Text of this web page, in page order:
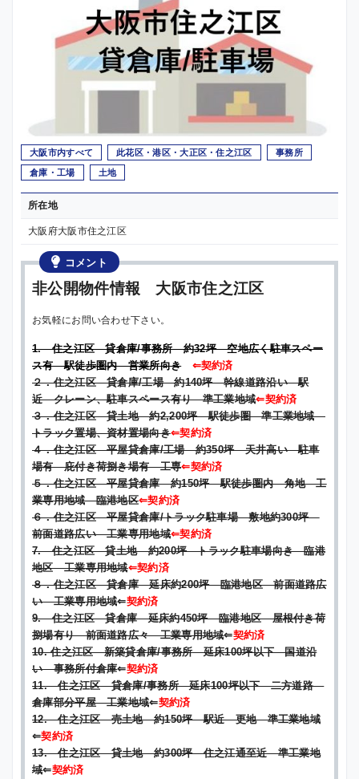
大阪市内すべて 此花区・港区・大正区・住之江区 事務所
倉庫・工場 土地
所在地
大阪府大阪市住之江区
コメント
非公開物件情報 大阪市住之江区
お気軽にお問い合わせ下さい。
1. 住之江区 貸倉庫/事務所 約32坪 空地広く駐車スペー
ス有 駅徒歩圏内 営業所向き
⇐契約済
２．住之江区 貸倉庫/工場 約140坪 幹線道路沿い 駅
近 クレーン、駐車スペース有り 準工業地域⇐契約済
３．住之江区 貸土地 約2,200坪 駅徒歩圏 準工業地域
トラック置場、資材置場向き⇐契約済
４．住之江区 平屋貸倉庫/工場 約350坪 天井高い 駐車
場有 庇付き荷捌き場有 工専⇐契約済
５．住之江区 平屋貸倉庫 約150坪 駅徒歩圏内 角地 工
業専用地域 臨港地区⇐契約済
６．住之江区 平屋貸倉庫/トラック駐車場 敷地約300坪
前面道路広い 工業専用地域⇐契約済
7. 住之江区 貸土地 約200坪 トラック駐車場向き 臨港
地区 工業専用地域⇐契約済
８．住之江区 貸倉庫 延床約200坪 臨港地区 前面道路広
い 工業専用地域⇐契約済
9. 住之江区 貸倉庫 延床約450坪 臨港地区 屋根付き荷
捌場有り 前面道路広々 工業専用地域⇐契約済
10. 住之江区 新築貸倉庫/事務所 延床100坪以下 国道沿
い 事務所付倉庫⇐契約済
11. 住之江区 貸倉庫/事務所 延床100坪以下 二方道路
倉庫部分平屋 工業地域⇐契約済
12. 住之江区 売土地 約150坪 駅近 更地 準工業地域
⇐契約済
13. 住之江区 貸土地 約300坪 住之江通至近 準工業地
域⇐契約済